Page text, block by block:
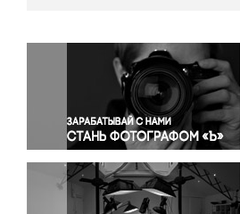
Окружающая среда
Политика
Правосудие
Происшествия и конфликты
Религия
Светская жизнь
Спорт
Экология